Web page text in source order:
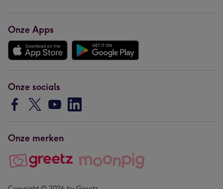
Onze Apps
Onze socials
Onze merken